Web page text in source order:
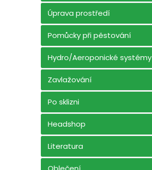
Úprava prostředí
Pomůcky při pěstování
Hydro/Aeroponické systémy
Zavlažování
Po sklizni
Headshop
Literatura